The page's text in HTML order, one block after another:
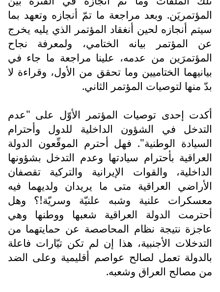
المؤتمريَن. وبعد مراجعة ما تمّ أنجازه وتعهد بما
سيتم أنجازه لحين أنغقاد المؤتمر الذي يليه يخرج
عن المؤتمر بيانه الختامي، ولمعرفة نجاح
المؤتمرَين من عدمه، علينا مراجعة ما جاء في
بيانيهما الختاميين وما تحقق من الأول، وقراءة لا
بدّ منها لتوصيات المؤتمر الثاني.
أكدت إحدى توصيات المؤتمر الأوّل على "عدم
التدخل في الشؤون الداخلية للدول وأحترام
السيادة الوطنية". فهل أحترم الموقّعون الدولة
العراقية بأحترام سيادتها وعدم التدخل بشؤونها
الداخلية، والقوات الإيرانية والتركية تقصفان
الأراضي العراقية متى ما يريدان ولديهما فيه
معسكرات علنية وشبه علنيّة وسريّة!؟ وهل
أحترمت الدولة العراقية شعبها ووطنها وهي
عاجزة نتيجة نظام المحاصصة عن حمايتهما من
التدخلات الأجنبية، هذا إن لم تكن تيّارات فاعلة
بالدولة تعمل لصالح عواصم أقليمية وعلى الضد
من مصالح العراق وشعبه.